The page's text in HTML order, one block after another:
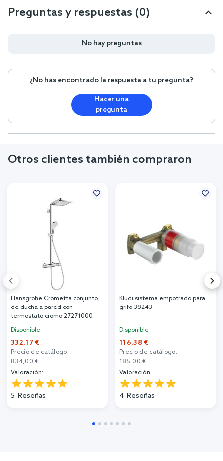
Preguntas y respuestas (0)
No hay preguntas
¿No has encontrado la respuesta a tu pregunta?
Hacer una
pregunta
Otros clientes también compraron
Hansgrohe Crometta conjunto
de ducha a pared con
termostato cromo 27271000
Disponible
332,17 €
Precio de catálogo:
834,00 €
Valoración:
5 Reseñas
Kludi sistema empotrado para
grifo 38243
Disponible
116,38 €
Precio de catálogo:
185,00 €
Valoración:
4 Reseñas